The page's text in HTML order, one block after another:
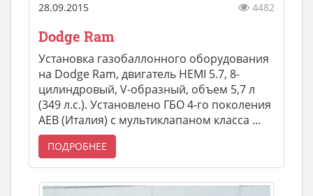
28.09.2015 4482
Dodge Ram
Установка газобаллонного оборудования
на Dodge Ram, двигатель HEMI 5.7, 8-
цилиндровый, V-образный, объем 5,7 л
(349 л.с.). Установлено ГБО 4-го поколения
AEB (Италия) с мультиклапаном класса ...
ПОДРОБНЕЕ